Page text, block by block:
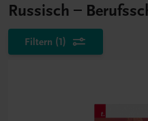
Russisch –
Filtern (1)